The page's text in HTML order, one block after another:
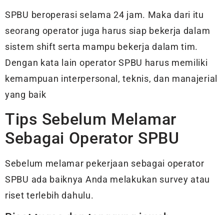
SPBU beroperasi selama 24 jam. Maka dari itu
seorang operator juga harus siap bekerja dalam
sistem shift serta mampu bekerja dalam tim.
Dengan kata lain operator SPBU harus memiliki
kemampuan interpersonal, teknis, dan manajerial
yang baik
Tips Sebelum Melamar
Sebagai Operator SPBU
Sebelum melamar pekerjaan sebagai operator
SPBU ada baiknya Anda melakukan survey atau
riset terlebih dahulu.